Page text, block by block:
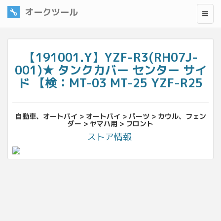
オークツール
【191001.Y】YZF-R3(RH07J-
001)★ タンクカバー センター サイ
ド 【検：MT-03 MT-25 YZF-R25
自動車、オートバイ > オートバイ > パーツ > カウル、フェン
ダー > ヤマハ用 > フロント
ストア情報